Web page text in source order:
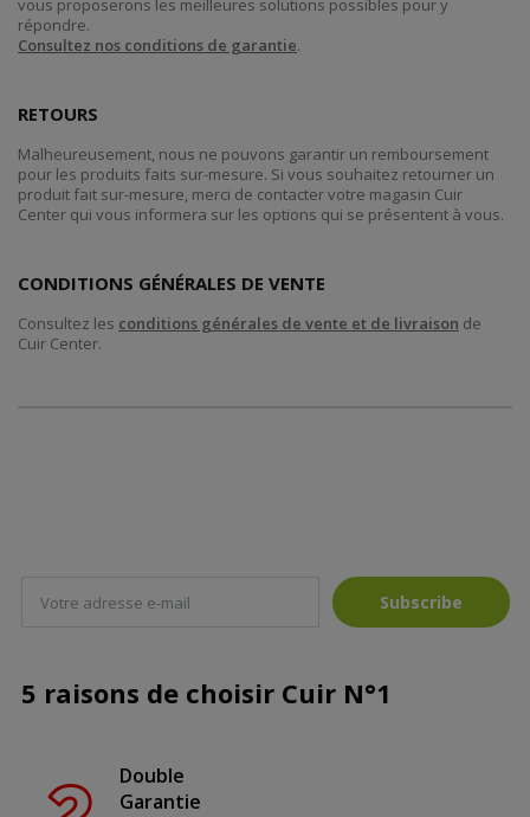
vous proposerons les meilleures solutions possibles pour y
répondre.
Consultez nos conditions de garantie.
RETOURS
Malheureusement, nous ne pouvons garantir un remboursement
pour les produits faits sur-mesure. Si vous souhaitez retourner un
produit fait sur-mesure, merci de contacter votre magasin Cuir
Center qui vous informera sur les options qui se présentent à vous.
CONDITIONS GÉNÉRALES DE VENTE
Consultez les conditions générales de vente et de livraison de
Cuir Center.
Subscribe
5 raisons de choisir Cuir N°1
Double
Garantie